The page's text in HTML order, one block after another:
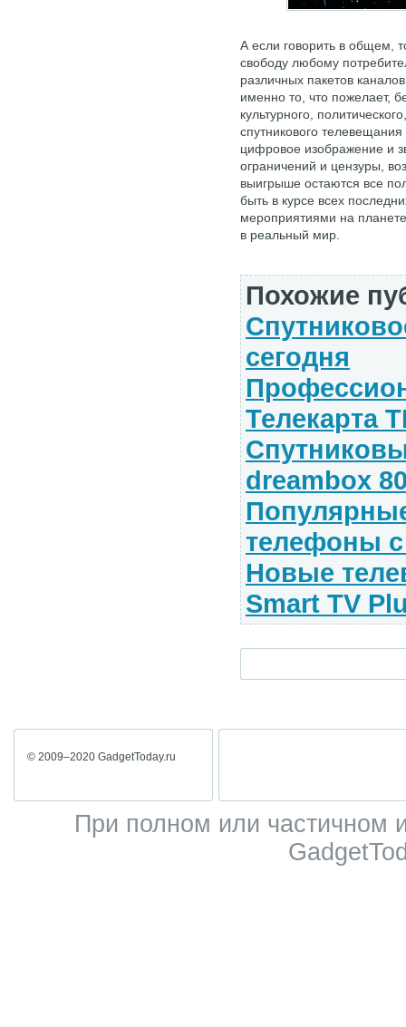
А если говорить в общем,
свободу любому
различных пакетов
именно то, что пожелает,
культурного,
спутникового
цифровое изображение и
ограничений и цензуры,
выигрыше остаются все
быть в курсе всех
мероприятиями на
в реальный мир.
Похожие
сегодня
Телекарта
dreambox
телефоны
Новые
Smart TV
© 2009–2020 GadgetToday.ru
При полном или частичном